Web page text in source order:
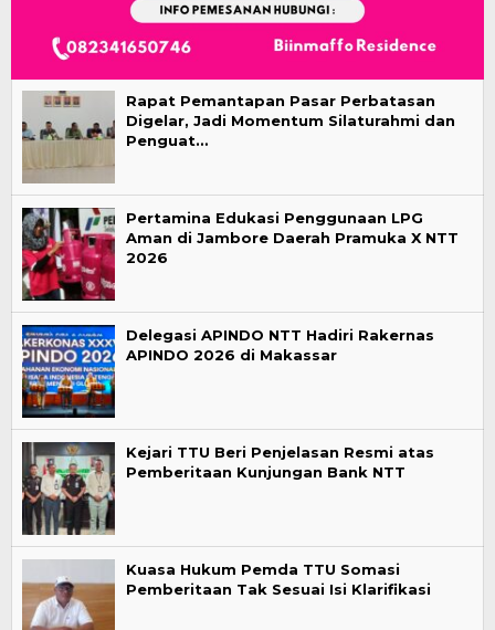
Rapat Pemantapan Pasar Perbatasan
Digelar, Jadi Momentum Silaturahmi dan
Penguat…
Pertamina Edukasi Penggunaan LPG
Aman di Jambore Daerah Pramuka X NTT
2026
Delegasi APINDO NTT Hadiri Rakernas
APINDO 2026 di Makassar
Kejari TTU Beri Penjelasan Resmi atas
Pemberitaan Kunjungan Bank NTT
Kuasa Hukum Pemda TTU Somasi
Pemberitaan Tak Sesuai Isi Klarifikasi